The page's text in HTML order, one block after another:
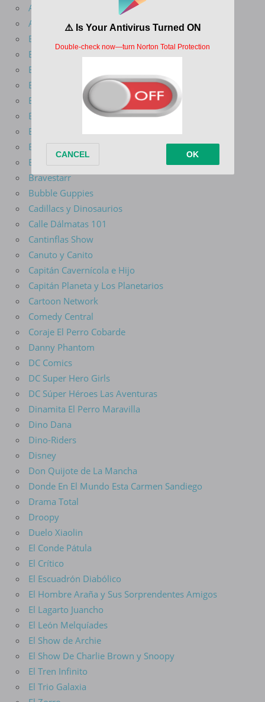
Arcane
Avatar La Leyenda De Aang
Batman Del Futuro
Batman El Valiente
Batman La Serie Animada
Ben 10
Big Guy y Rusty El Niño Robot
Big Mouth
Blade Serie Animada
Blaze Y Los Monster Machines
Bob Esponja
Bravestarr
Bubble Guppies
Cadillacs y Dinosaurios
Calle Dálmatas 101
Cantinflas Show
Canuto y Canito
Capitán Cavernícola e Hijo
Capitán Planeta y Los Planetarios
Cartoon Network
Comedy Central
Coraje El Perro Cobarde
Danny Phantom
DC Comics
DC Super Hero Girls
DC Súper Héroes Las Aventuras
Dinamita El Perro Maravilla
Dino Dana
Dino-Riders
Disney
Don Quijote de La Mancha
Donde En El Mundo Esta Carmen Sandiego
Drama Total
Droopy
Duelo Xiaolin
El Conde Pátula
El Crítico
El Escuadrón Diabólico
El Hombre Araña y Sus Sorprendentes Amigos
El Lagarto Juancho
El León Melquíades
El Show de Archie
El Show De Charlie Brown y Snoopy
El Tren Infinito
El Trio Galaxia